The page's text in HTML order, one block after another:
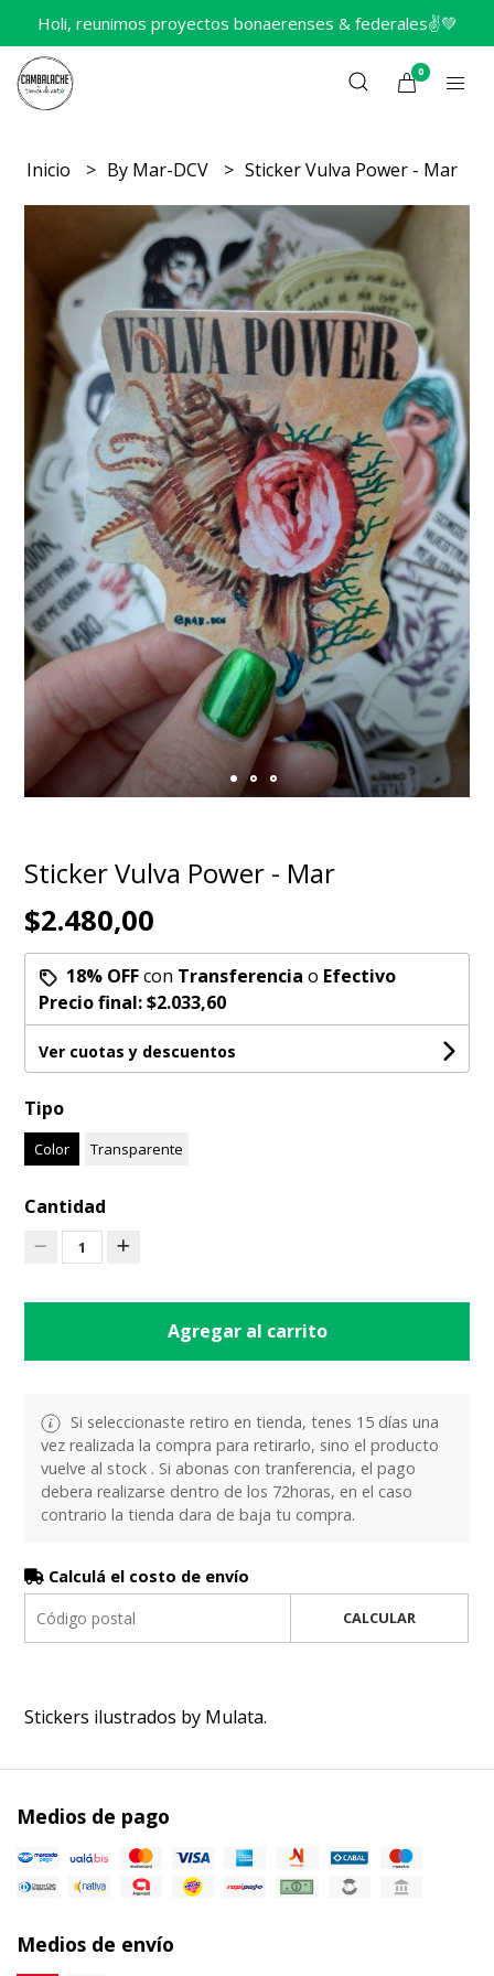
Holi, reunimos proyectos bonaerenses & federales✌️💚
0
Inicio By Mar-DCV Sticker Vulva Power - Mar
Sticker Vulva Power - Mar
$2.480,00
18% OFFcon Transferencia o Efectivo
Precio final:$2.033,60
Ver cuotas y descuentos
Tipo
Color Transparente
Cantidad
1
Agregar al carrito
Si seleccionaste retiro en tienda, tenes 15 días una
vez realizada la compra para retirarlo, sino el producto
vuelve al stock . Si abonas con tranferencia, el pago
debera realizarse dentro de los 72horas, en el caso
contrario la tienda dara de baja tu compra.
Calculá el costo de envío
CALCULAR
Stickers ilustrados by Mulata.
Medios de pago
Medios de envío